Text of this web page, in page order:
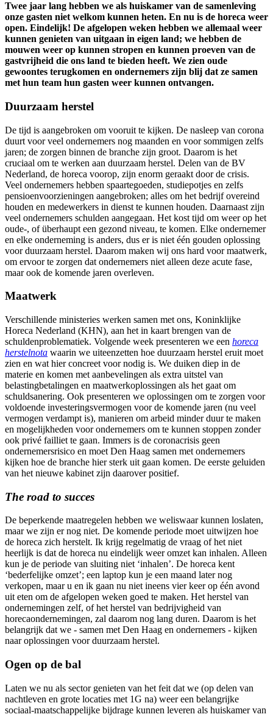
Twee jaar lang hebben we als huiskamer van de samenleving
onze gasten niet welkom kunnen heten. En nu is de horeca weer
open. Eindelijk! De afgelopen weken hebben we allemaal weer
kunnen genieten van uitgaan in eigen land; we hebben de
mouwen weer op kunnen stropen en kunnen proeven van de
gastvrijheid die ons land te bieden heeft. We zien oude
gewoontes terugkomen en ondernemers zijn blij dat ze samen
met hun team hun gasten weer kunnen ontvangen.
Duurzaam herstel
De tijd is aangebroken om vooruit te kijken. De nasleep van corona
duurt voor veel ondernemers nog maanden en voor sommigen zelfs
jaren; de zorgen binnen de branche zijn groot. Daarom is het
cruciaal om te werken aan duurzaam herstel. Delen van de BV
Nederland, de horeca voorop, zijn enorm geraakt door de crisis.
Veel ondernemers hebben spaartegoeden, studiepotjes en zelfs
pensioenvoorzieningen aangebroken; alles om het bedrijf overeind
houden en medewerkers in dienst te kunnen houden. Daarnaast zijn
veel ondernemers schulden aangegaan. Het kost tijd om weer op het
oude-, of überhaupt een gezond niveau, te komen. Elke ondernemer
en elke onderneming is anders, dus er is niet één gouden oplossing
voor duurzaam herstel. Daarom maken wij ons hard voor maatwerk,
om ervoor te zorgen dat ondernemers niet alleen deze acute fase,
maar ook de komende jaren overleven.
Maatwerk
Verschillende ministeries werken samen met ons, Koninklijke
Horeca Nederland (KHN), aan het in kaart brengen van de
schuldenproblematiek. Volgende week presenteren we een horeca
herstelnota waarin we uiteenzetten hoe duurzaam herstel eruit moet
zien en wat hier concreet voor nodig is. We duiken diep in de
materie en komen met aanbevelingen als extra uitstel van
belastingbetalingen en maatwerkoplossingen als het gaat om
schuldsanering. Ook presenteren we oplossingen om te zorgen voor
voldoende investeringsvermogen voor de komende jaren (nu veel
vermogen verdampt is), manieren om arbeid minder duur te maken
en mogelijkheden voor ondernemers om te kunnen stoppen zonder
ook privé failliet te gaan. Immers is de coronacrisis geen
ondernemersrisico en moet Den Haag samen met ondernemers
kijken hoe de branche hier sterk uit gaan komen. De eerste geluiden
van het nieuwe kabinet zijn daarover positief.
The road to succes
De beperkende maatregelen hebben we weliswaar kunnen loslaten,
maar we zijn er nog niet. De komende periode moet uitwijzen hoe
de horeca zich herstelt. Ik krijg regelmatig de vraag of het niet
heerlijk is dat de horeca nu eindelijk weer omzet kan inhalen. Alleen
kun je de periode van sluiting niet ‘inhalen’. De horeca kent
‘bederfelijke omzet’; een laptop kun je een maand later nog
verkopen, maar u en ik gaan nu niet ineens vier keer op één avond
uit eten om de afgelopen weken goed te maken. Het herstel van
ondernemingen zelf, of het herstel van bedrijvigheid van
horecaondernemingen, zal daarom nog lang duren. Daarom is het
belangrijk dat we - samen met Den Haag en ondernemers - kijken
naar oplossingen voor duurzaam herstel.
Ogen op de bal
Laten we nu als sector genieten van het feit dat we (op delen van
nachtleven en grote locaties met 1G na) weer een belangrijke
sociaal-maatschappelijke bijdrage kunnen leveren als huiskamer van